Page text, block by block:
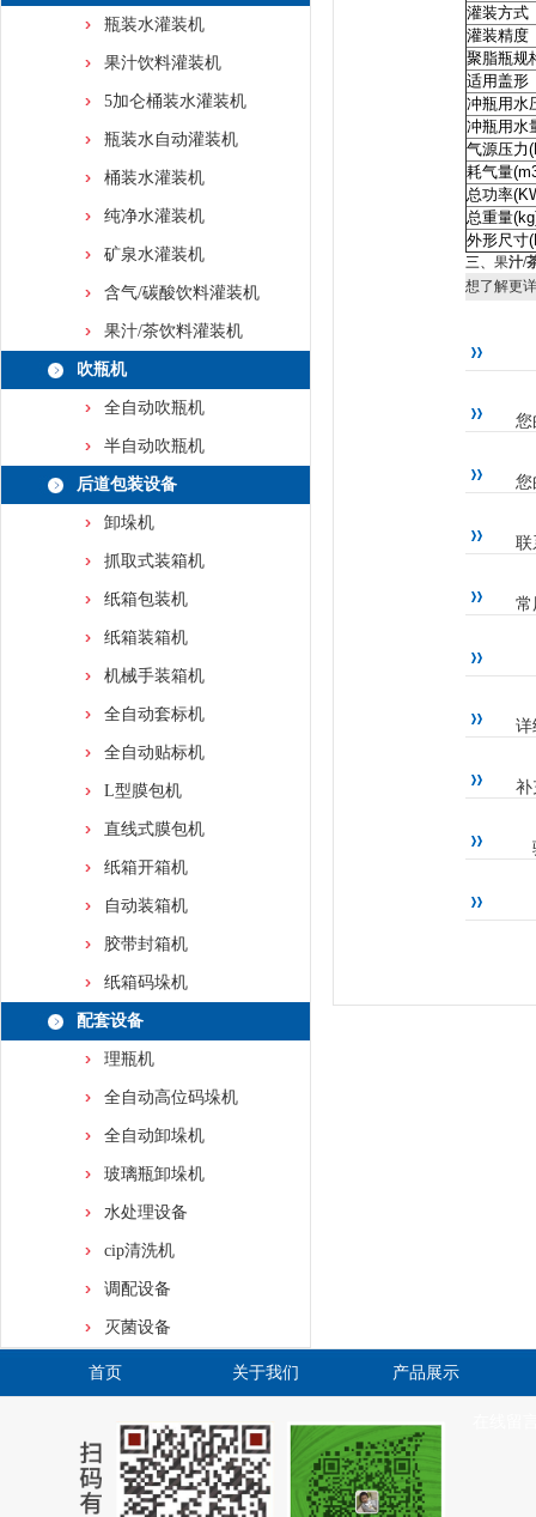
瓶装水灌装机
果汁饮料灌装机
5加仑桶装水灌装机
瓶装水自动灌装机
桶装水灌装机
纯净水灌装机
矿泉水灌装机
含气/碳酸饮料灌装机
果汁/茶饮料灌装机
吹瓶机
全自动吹瓶机
半自动吹瓶机
后道包装设备
卸垛机
抓取式装箱机
纸箱包装机
纸箱装箱机
机械手装箱机
全自动套标机
全自动贴标机
L型膜包机
直线式膜包机
纸箱开箱机
自动装箱机
胶带封箱机
纸箱码垛机
配套设备
理瓶机
全自动高位码垛机
全自动卸垛机
玻璃瓶卸垛机
水处理设备
cip清洗机
调配设备
灭菌设备
灌装方式
灌装精度
聚脂瓶规
适用盖形
冲瓶用水
冲瓶用水
气源压力
耗气量
总功率
总重量
外形尺寸
三、 果汁/
想了解更
您
您
联
常
详
补
首页 关于我们 产品展示